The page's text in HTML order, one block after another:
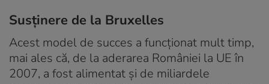
Susținere de la Bruxelles
Acest model de succes a funcționat mult timp,
mai ales că, de la aderarea României la UE în
2007, a fost alimentat și de miliardele